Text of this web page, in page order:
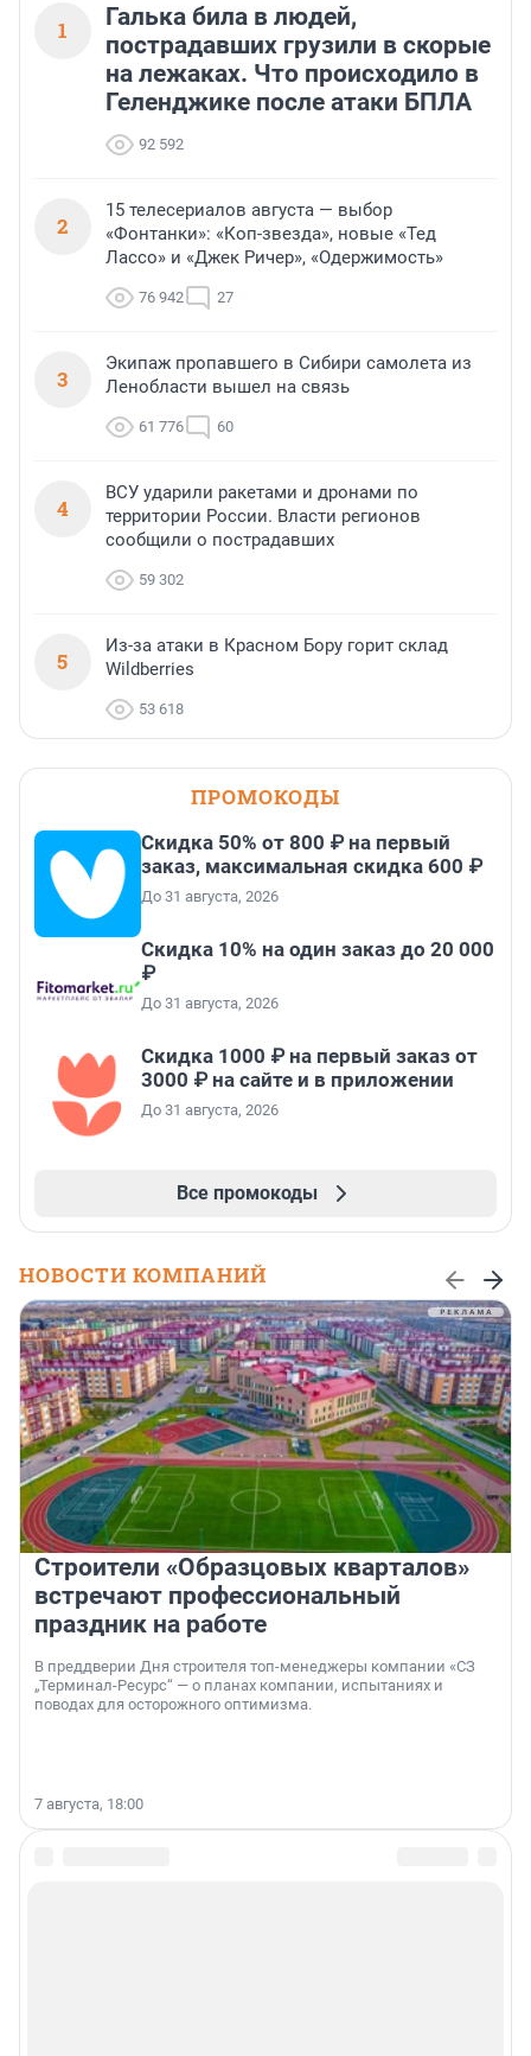
1
Галька била в людей,
пострадавших грузили в скорые
на лежаках. Что происходило в
Геленджике после атаки БПЛА
92 592
2
15 телесериалов августа — выбор
«Фонтанки»: «Коп-звезда», новые «Тед
Лассо» и «Джек Ричер», «Одержимость»
76 942 27
3
Экипаж пропавшего в Сибири самолета из
Ленобласти вышел на связь
61 776 60
4
ВСУ ударили ракетами и дронами по
территории России. Власти регионов
сообщили о пострадавших
59 302
5
Из-за атаки в Красном Бору горит склад
Wildberries
53 618
ПРОМОКОДЫ
Скидка 50% от 800 ₽ на первый
заказ, максимальная скидка 600 ₽
До 31 августа, 2026
Скидка 10% на один заказ до 20 000
₽
До 31 августа, 2026
Скидка 1000 ₽ на первый заказ от
3000 ₽ на сайте и в приложении
До 31 августа, 2026
Все промокоды
НОВОСТИ КОМПАНИЙ
Строители «Образцовых кварталов»
встречают профессиональный
праздник на работе
В преддверии Дня строителя топ-менеджеры компании «СЗ
„Терминал-Ресурс“ — о планах компании, испытаниях и
поводах для осторожного оптимизма.
7 августа, 18:00